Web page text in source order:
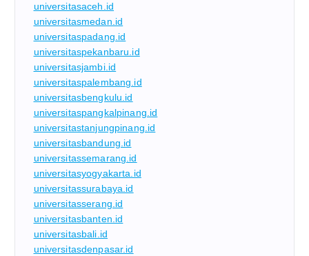
universitasaceh.id
universitasmedan.id
universitaspadang.id
universitaspekanbaru.id
universitasjambi.id
universitaspalembang.id
universitasbengkulu.id
universitaspangkalpinang.id
universitastanjungpinang.id
universitasbandung.id
universitassemarang.id
universitasyogyakarta.id
universitassurabaya.id
universitasserang.id
universitasbanten.id
universitasbali.id
universitasdenpasar.id